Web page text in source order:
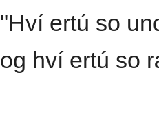
"Hví ertú so
og hví ertú so